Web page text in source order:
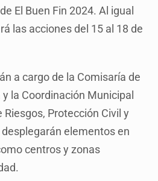
El Buen Fin 2024. Al igual
las acciones del 15 al 18 de
a cargo de la Comisaría de
la Coordinación Municipal
Protección Civil y
elementos en
centros y zonas